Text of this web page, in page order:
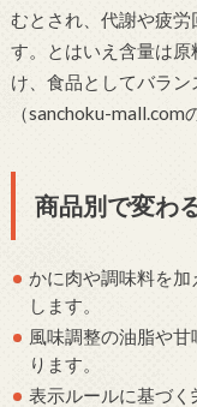
むとされ、代謝や疲
す。とはいえ含量は
け、食品としてバラ
（sanchoku-mall.com
商品別で変わ
かに肉や調味料を
します。
風味調整の油脂や
ります。
表示ルールに基づ